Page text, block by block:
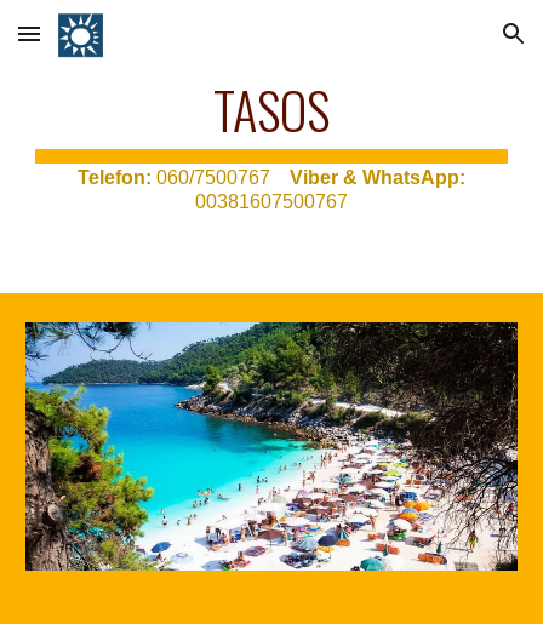
Skip to main content Skip to navigation
TASOS
Telefon: 060/7500767 Viber & WhatsApp:
00381607500767